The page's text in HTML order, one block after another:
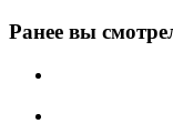
Ранее вы